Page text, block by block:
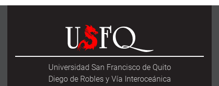
Universidad San Francisco de Quito
Diego de Robles y Vía Interoceánica